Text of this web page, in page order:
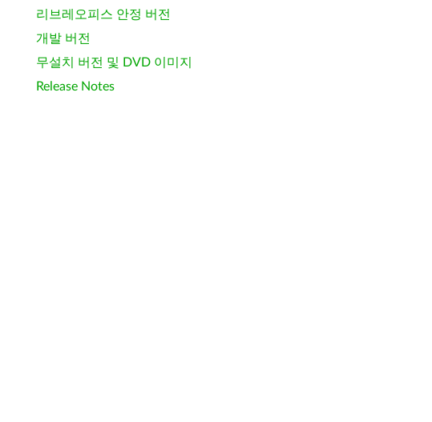
리브레오피스 안정 버전
개발 버전
무설치 버전 및 DVD 이미지
Release Notes